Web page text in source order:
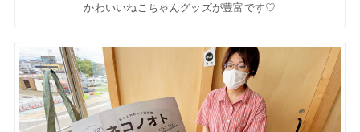
かわいいねこちゃんグッズが豊富です♡